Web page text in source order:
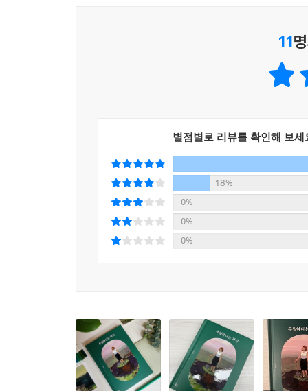
11
별점별로 리뷰를 확인해 보세
18%
0%
0%
0%